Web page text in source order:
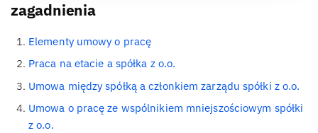
zagadnienia
Elementy umowy o pracę
Praca na etacie a spółka z o.o.
Umowa między spółką a członkiem zarządu spółki z o.o.
Umowa o pracę ze wspólnikiem mniejszościowym spółki
z o.o.